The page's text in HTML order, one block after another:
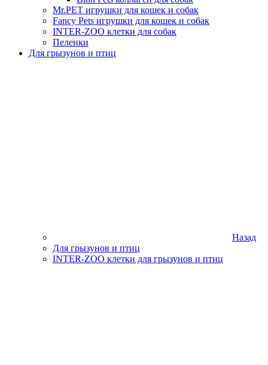
Mr.PET игрушки для кошек и собак
Fancy Pets игрушки для кошек и собак
INTER-ZOO клетки для собак
Пеленки
Для грызунов и птиц
Назад
Для грызунов и птиц
INTER-ZOO клетки для грызунов и птиц